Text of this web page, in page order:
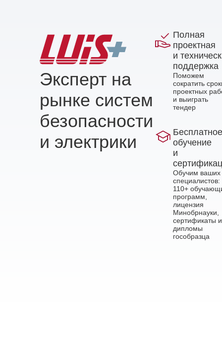
Эксперт на
рынке систем
безопасности
и электрики
Полная
проектная
и
поддержка
Поможем
сократить
проектных
и выиграть
тендер
Бесплатное
обучение
и
Обучим ваших
специалистов:
110+
программ,
лицензия
Минобрнауки,
сертификаты и
дипломы
гособразца